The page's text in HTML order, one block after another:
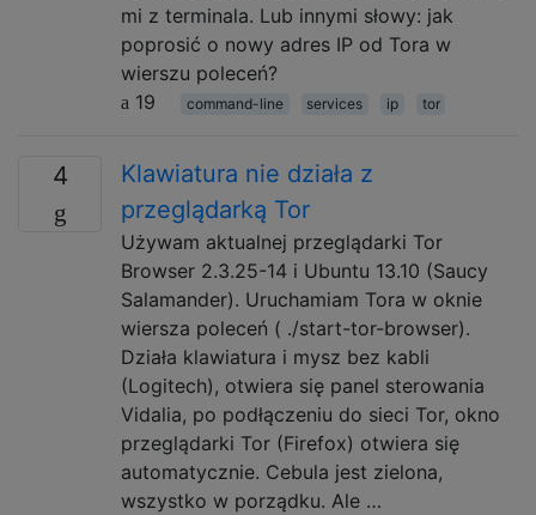
mi z terminala. Lub innymi słowy: jak
poprosić o nowy adres IP od Tora w
wierszu poleceń?
19
command-line services ip tor
4
Klawiatura nie działa z
przeglądarką Tor
Używam aktualnej przeglądarki Tor
Browser 2.3.25-14 i Ubuntu 13.10 (Saucy
Salamander). Uruchamiam Tora w oknie
wiersza poleceń ( ./start-tor-browser).
Działa klawiatura i mysz bez kabli
(Logitech), otwiera się panel sterowania
Vidalia, po podłączeniu do sieci Tor, okno
przeglądarki Tor (Firefox) otwiera się
automatycznie. Cebula jest zielona, ​​
wszystko w porządku. Ale …